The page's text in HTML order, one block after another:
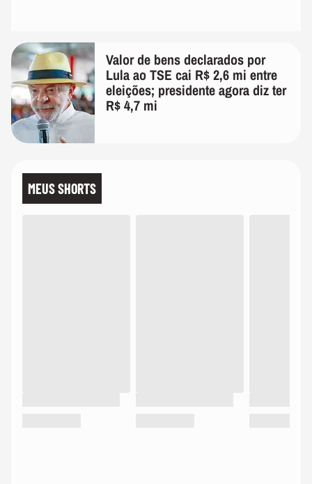
Valor de bens declarados por
Lula ao TSE cai R$ 2,6 mi entre
eleições; presidente agora diz ter
R$ 4,7 mi
MEUS SHORTS